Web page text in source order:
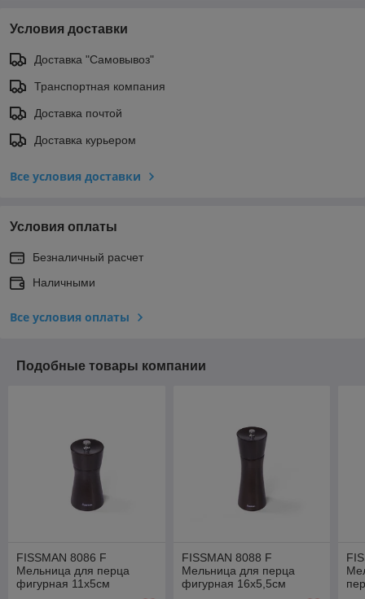
Условия доставки
Доставка "Самовывоз"
Транспортная компания
Доставка почтой
Доставка курьером
Все условия доставки
Условия оплаты
Безналичный расчет
Наличными
Все условия оплаты
Подобные товары компании
FISSMAN 8086 F
Мельница для перца
фигурная 11x5см
FISSMAN 8088 F
Мельница для перца
фигурная 16x5,5см